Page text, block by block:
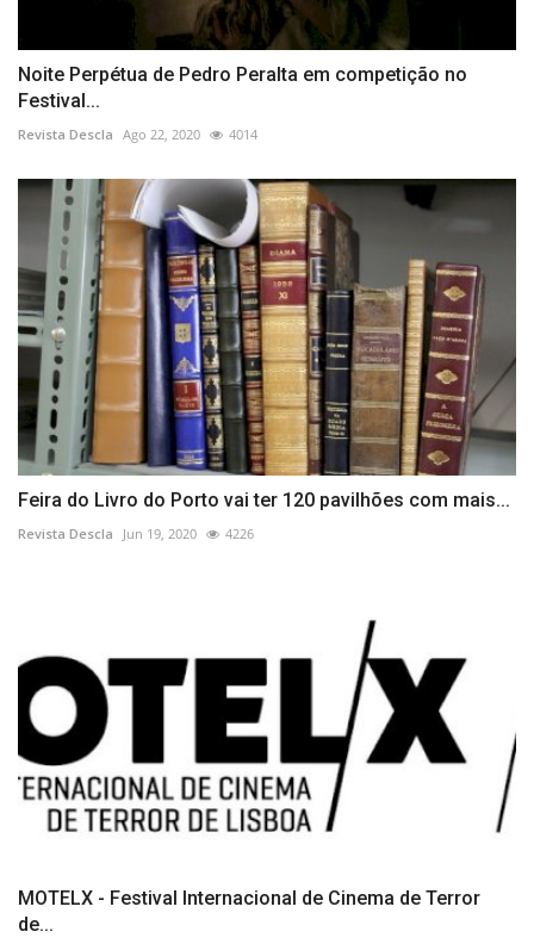
Noite Perpétua de Pedro Peralta em competição no
Festival...
Revista Descla Ago 22, 2020 4014
Feira do Livro do Porto vai ter 120 pavilhões com mais...
Revista Descla Jun 19, 2020 4226
MOTELX - Festival Internacional de Cinema de Terror
de...